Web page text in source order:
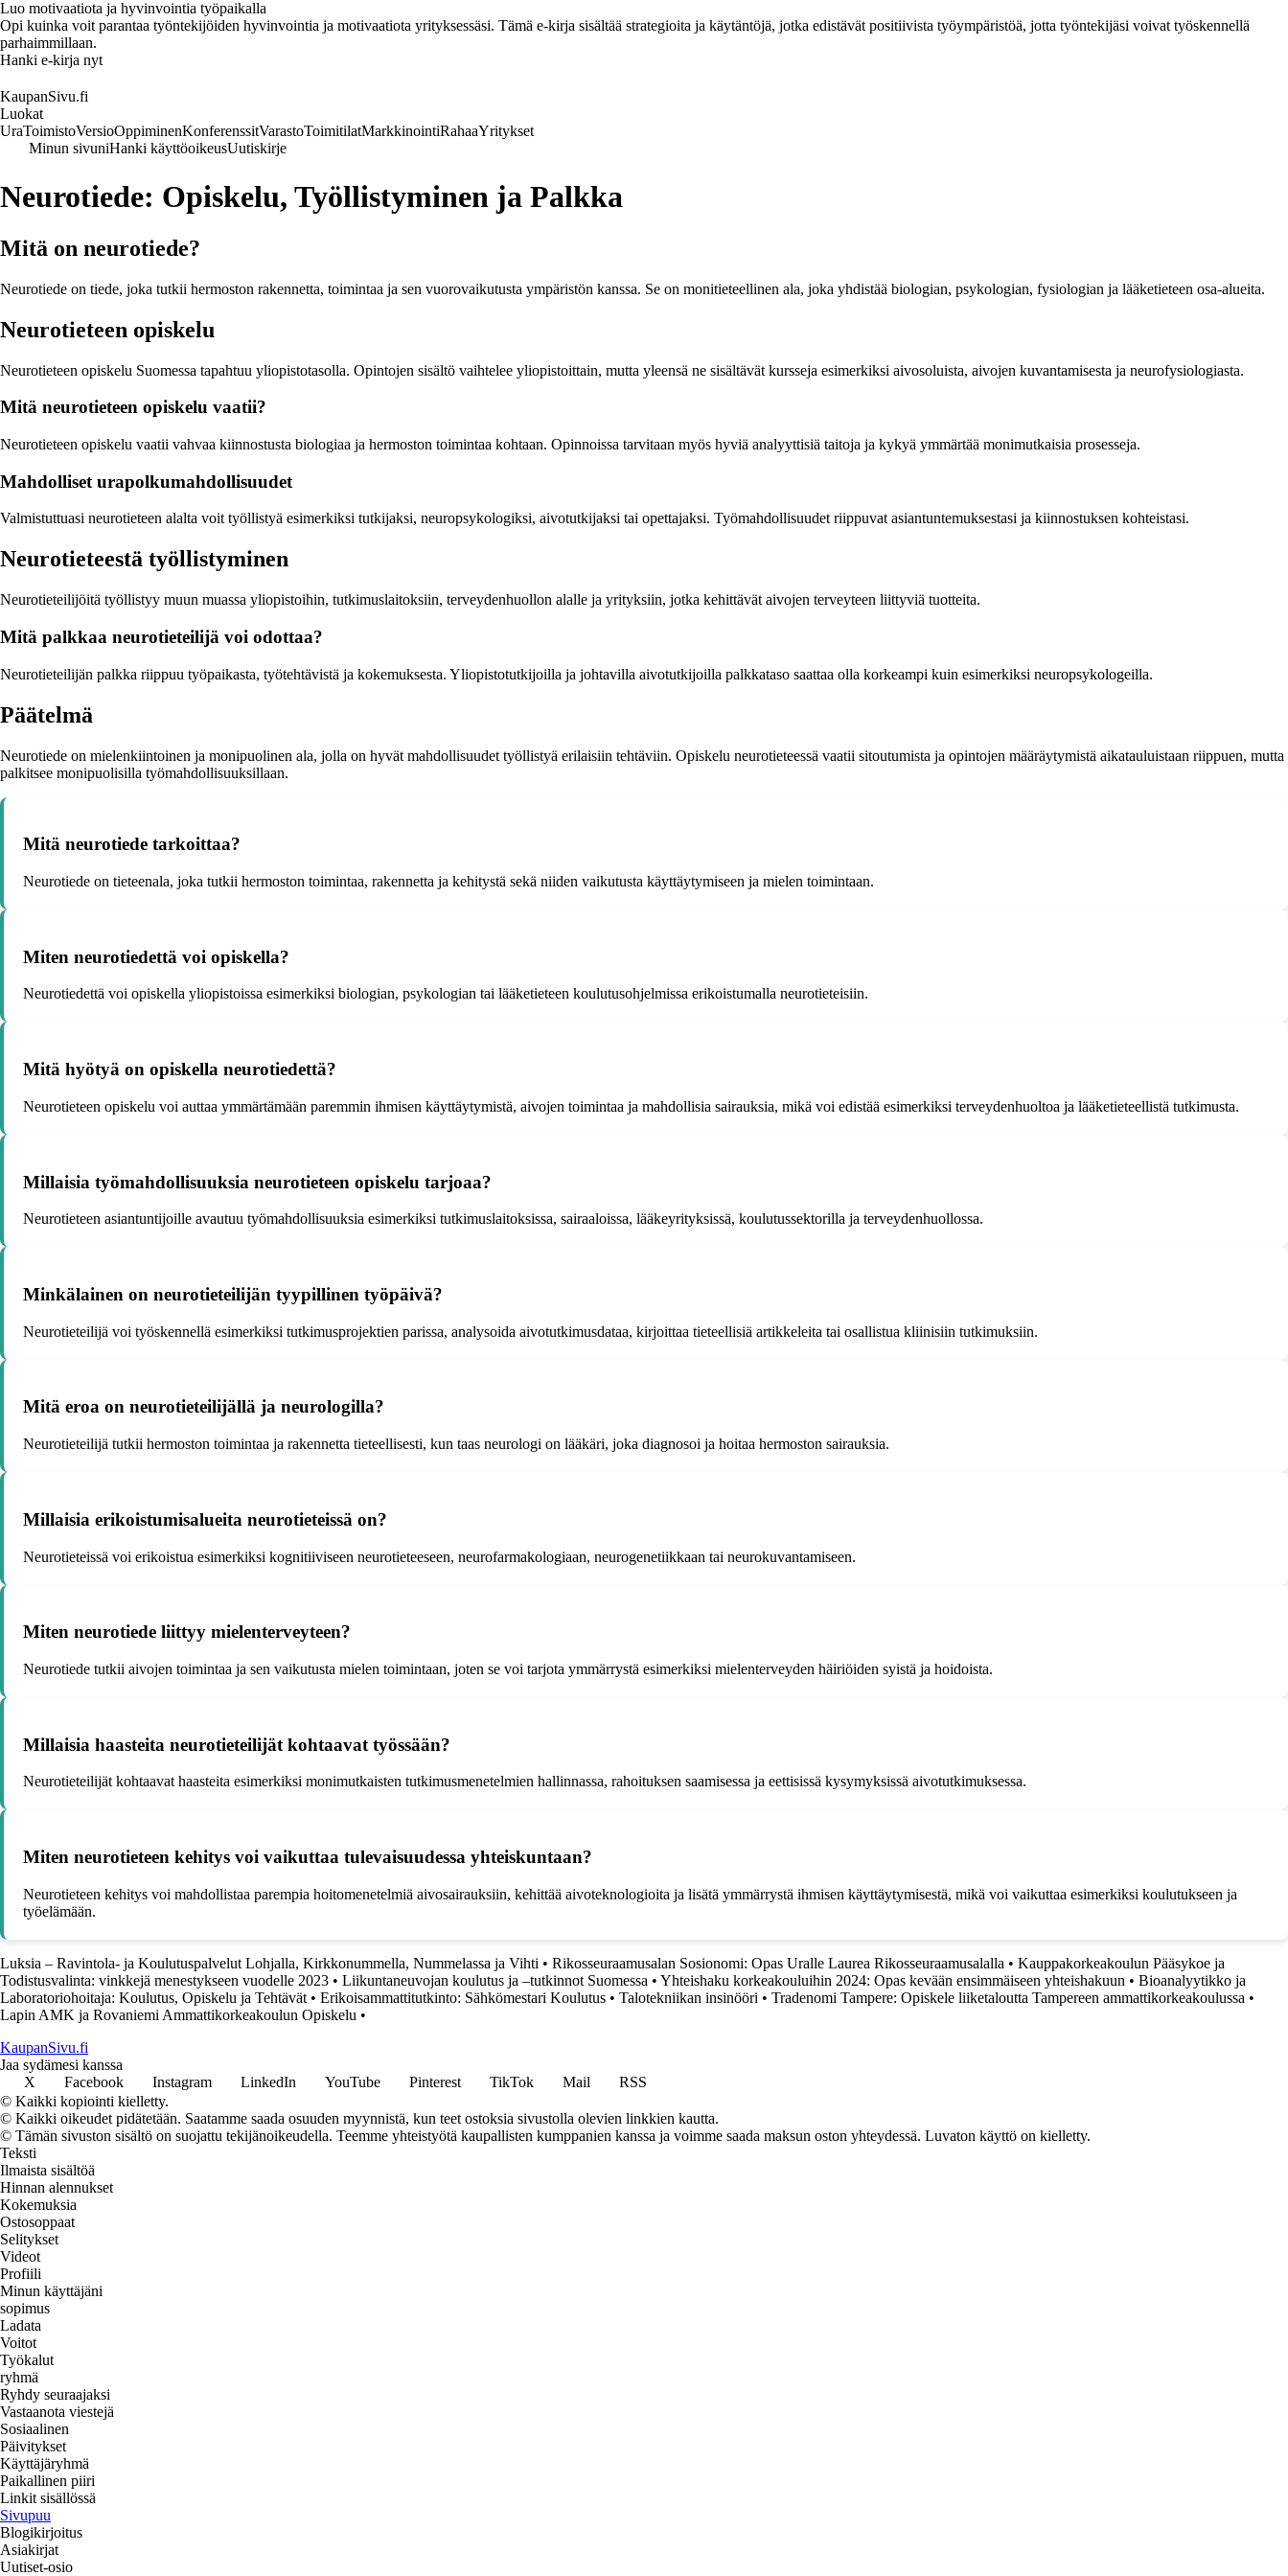
Luo motivaatiota ja hyvinvointia työpaikalla
Opi kuinka voit parantaa työntekijöiden hyvinvointia ja motivaatiota yrityksessäsi. Tämä e-kirja sisältää strategioita ja käytäntöjä, jotka edistävät positiivista työympäristöä, jotta työntekijäsi voivat työskennellä
parhaimmillaan.
Hanki e-kirja nyt
KaupanSivu.fi
Luokat
UraToimistoVersioOppiminenKonferenssitVarastoToimitilatMarkkinointiRahaaYritykset
Minun sivuniHanki käyttöoikeusUutiskirje
Neurotiede: Opiskelu, Työllistyminen ja Palkka
Mitä on neurotiede?
Neurotiede on tiede, joka tutkii hermoston rakennetta, toimintaa ja sen vuorovaikutusta ympäristön kanssa. Se on monitieteellinen ala, joka yhdistää biologian, psykologian, fysiologian ja lääketieteen osa-alueita.
Neurotieteen opiskelu
Neurotieteen opiskelu Suomessa tapahtuu yliopistotasolla. Opintojen sisältö vaihtelee yliopistoittain, mutta yleensä ne sisältävät kursseja esimerkiksi aivosoluista, aivojen kuvantamisesta ja neurofysiologiasta.
Mitä neurotieteen opiskelu vaatii?
Neurotieteen opiskelu vaatii vahvaa kiinnostusta biologiaa ja hermoston toimintaa kohtaan. Opinnoissa tarvitaan myös hyviä analyyttisiä taitoja ja kykyä ymmärtää monimutkaisia prosesseja.
Mahdolliset urapolkumahdollisuudet
Valmistuttuasi neurotieteen alalta voit työllistyä esimerkiksi tutkijaksi, neuropsykologiksi, aivotutkijaksi tai opettajaksi. Työmahdollisuudet riippuvat asiantuntemuksestasi ja kiinnostuksen kohteistasi.
Neurotieteestä työllistyminen
Neurotieteilijöitä työllistyy muun muassa yliopistoihin, tutkimuslaitoksiin, terveydenhuollon alalle ja yrityksiin, jotka kehittävät aivojen terveyteen liittyviä tuotteita.
Mitä palkkaa neurotieteilijä voi odottaa?
Neurotieteilijän palkka riippuu työpaikasta, työtehtävistä ja kokemuksesta. Yliopistotutkijoilla ja johtavilla aivotutkijoilla palkkataso saattaa olla korkeampi kuin esimerkiksi neuropsykologeilla.
Päätelmä
Neurotiede on mielenkiintoinen ja monipuolinen ala, jolla on hyvät mahdollisuudet työllistyä erilaisiin tehtäviin. Opiskelu neurotieteessä vaatii sitoutumista ja opintojen määräytymistä aikatauluistaan riippuen, mutta
palkitsee monipuolisilla työmahdollisuuksillaan.
Mitä neurotiede tarkoittaa?
Neurotiede on tieteenala, joka tutkii hermoston toimintaa, rakennetta ja kehitystä sekä niiden vaikutusta käyttäytymiseen ja mielen toimintaan.
Miten neurotiedettä voi opiskella?
Neurotiedettä voi opiskella yliopistoissa esimerkiksi biologian, psykologian tai lääketieteen koulutusohjelmissa erikoistumalla neurotieteisiin.
Mitä hyötyä on opiskella neurotiedettä?
Neurotieteen opiskelu voi auttaa ymmärtämään paremmin ihmisen käyttäytymistä, aivojen toimintaa ja mahdollisia sairauksia, mikä voi edistää esimerkiksi terveydenhuoltoa ja lääketieteellistä tutkimusta.
Millaisia työmahdollisuuksia neurotieteen opiskelu tarjoaa?
Neurotieteen asiantuntijoille avautuu työmahdollisuuksia esimerkiksi tutkimuslaitoksissa, sairaaloissa, lääkeyrityksissä, koulutussektorilla ja terveydenhuollossa.
Minkälainen on neurotieteilijän tyypillinen työpäivä?
Neurotieteilijä voi työskennellä esimerkiksi tutkimusprojektien parissa, analysoida aivotutkimusdataa, kirjoittaa tieteellisiä artikkeleita tai osallistua kliinisiin tutkimuksiin.
Mitä eroa on neurotieteilijällä ja neurologilla?
Neurotieteilijä tutkii hermoston toimintaa ja rakennetta tieteellisesti, kun taas neurologi on lääkäri, joka diagnosoi ja hoitaa hermoston sairauksia.
Millaisia erikoistumisalueita neurotieteissä on?
Neurotieteissä voi erikoistua esimerkiksi kognitiiviseen neurotieteeseen, neurofarmakologiaan, neurogenetiikkaan tai neurokuvantamiseen.
Miten neurotiede liittyy mielenterveyteen?
Neurotiede tutkii aivojen toimintaa ja sen vaikutusta mielen toimintaan, joten se voi tarjota ymmärrystä esimerkiksi mielenterveyden häiriöiden syistä ja hoidoista.
Millaisia haasteita neurotieteilijät kohtaavat työssään?
Neurotieteilijät kohtaavat haasteita esimerkiksi monimutkaisten tutkimusmenetelmien hallinnassa, rahoituksen saamisessa ja eettisissä kysymyksissä aivotutkimuksessa.
Miten neurotieteen kehitys voi vaikuttaa tulevaisuudessa yhteiskuntaan?
Neurotieteen kehitys voi mahdollistaa parempia hoitomenetelmiä aivosairauksiin, kehittää aivoteknologioita ja lisätä ymmärrystä ihmisen käyttäytymisestä, mikä voi vaikuttaa esimerkiksi koulutukseen ja
työelämään.
Luksia – Ravintola- ja Koulutuspalvelut Lohjalla, Kirkkonummella, Nummelassa ja Vihti • Rikosseuraamusalan Sosionomi: Opas Uralle Laurea Rikosseuraamusalalla • Kauppakorkeakoulun Pääsykoe ja
Todistusvalinta: vinkkejä menestykseen vuodelle 2023 • Liikuntaneuvojan koulutus ja –tutkinnot Suomessa • Yhteishaku korkeakouluihin 2024: Opas kevään ensimmäiseen yhteishakuun • Bioanalyytikko ja
Laboratoriohoitaja: Koulutus, Opiskelu ja Tehtävät • Erikoisammattitutkinto: Sähkömestari Koulutus • Talotekniikan insinööri • Tradenomi Tampere: Opiskele liiketaloutta Tampereen ammattikorkeakoulussa •
Lapin AMK ja Rovaniemi Ammattikorkeakoulun Opiskelu •
KaupanSivu.fi
Jaa sydämesi kanssa
X
Facebook Instagram LinkedIn YouTube Pinterest TikTok Mail
RSS
© Kaikki kopiointi kielletty.
© Kaikki oikeudet pidätetään. Saatamme saada osuuden myynnistä, kun teet ostoksia sivustolla olevien linkkien kautta.
© Tämän sivuston sisältö on suojattu tekijänoikeudella. Teemme yhteistyötä kaupallisten kumppanien kanssa ja voimme saada maksun oston yhteydessä. Luvaton käyttö on kielletty.
Teksti
Ilmaista sisältöä
Hinnan alennukset
Kokemuksia
Ostosoppaat
Selitykset
Videot
Profiili
Minun käyttäjäni
sopimus
Ladata
Voitot
Työkalut
ryhmä
Ryhdy seuraajaksi
Vastaanota viestejä
Sosiaalinen
Päivitykset
Käyttäjäryhmä
Paikallinen piiri
Linkit sisällössä
Sivupuu
Blogikirjoitus
Asiakirjat
Uutiset-osio